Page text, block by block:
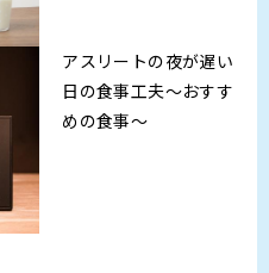
アスリートの夜が遅い
日の食事工夫～おすす
めの食事～